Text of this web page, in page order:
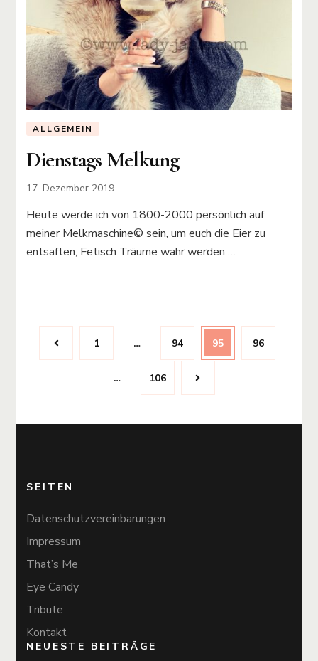
ALLGEMEIN
Dienstags Melkung
17. Dezember 2019
Heute werde ich von 1800-2000 persönlich auf
meiner Melkmaschine©️ sein, um euch die Eier zu
entsaften, Fetisch Träume wahr werden …
Beitragsnavigation
Page
1 … Page
94 Page
95 Page
96
… Page
106
SEITEN
Datenschutzvereinbarungen
Impressum
That’s Me
Eye Candy
Tribute
Kontakt
NEUESTE BEITRÄGE